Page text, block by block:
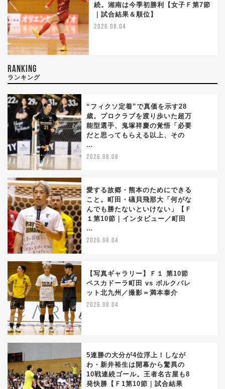
続。湘南は今季初勝利【女子Ｆ第7節
｜試合結果＆順位】
2026.08.04
RANKING
ランキング
“フィクソ定着”で真価を示す28
歳。プロクラブを渡り歩いた超万
能型選手、鬼塚祥慶の覚悟「必要
だと思ってもらえる以上、その
…
2026.08.08
愛する故郷・熊本のためにできる
こと。町田・礒貝飛那大「何がな
んでも勝たないといけない」【Ｆ
１第10節｜インタビュー／町田
…
2026.08.04
【写真ギャラリー】Ｆ１ 第10節
ペスカドーラ町田 vs ボルクバレ
ット北九州／撮影＝満本泰介
2026.08.04
5連勝の大分が4位浮上！しなが
わ・新井裕生は開幕から驚異の
10戦連続ゴール。王者名古屋も8
発快勝【Ｆ1第10節｜試合結果